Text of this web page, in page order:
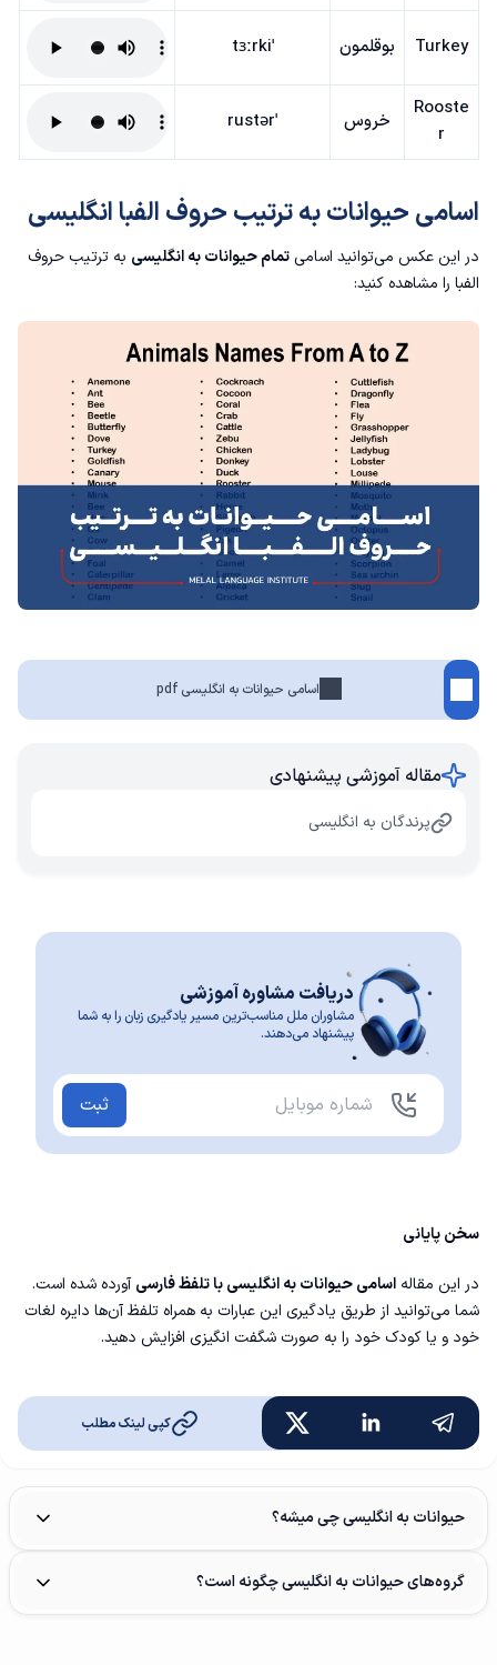
Turkey بوقلمون ˈtɜːrki
Rooste
r
خروس ˈrustər
اسامی حیوانات به ترتیب حروف الفبا انگلیسی
در این عکس می‌توانید اسامی تمام حیوانات به انگلیسی به ترتیب حروف
الفبا را مشاهده کنید:
اسامی حیوانات به انگلیسی pdf
مقاله آموزشی پیشنهادی
پرندگان به انگلیسی
دریافت مشاوره آموزشی
مشاوران ملل مناسب‌ترین مسیر یادگیری زبان را به شما
پیشنهاد می‌دهند.
ثبت
سخن پایانی
در این مقاله اسامی حیوانات به انگلیسی با تلفظ فارسیآورده شده است.
شما می‌توانید از طریق یادگیری این عبارات به همراه تلفظ آن‌ها دایره لغات
خود و یا کودک خود را به صورت شگفت انگیزی افزایش دهید.
کپی لینک مطلب
حیوانات به انگلیسی چی میشه؟
گروه‌های حیوانات به انگلیسی چگونه است؟